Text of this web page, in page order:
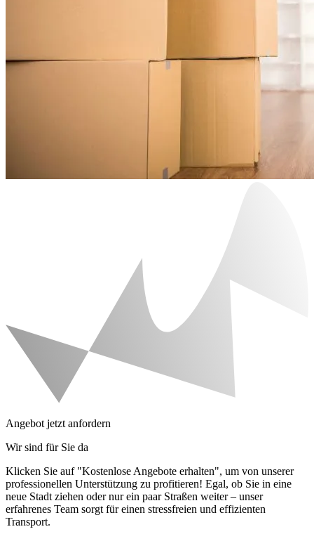
Angebot jetzt anfordern
Wir sind für Sie da
Klicken Sie auf "Kostenlose Angebote erhalten", um von unserer
professionellen Unterstützung zu profitieren! Egal, ob Sie in eine
neue Stadt ziehen oder nur ein paar Straßen weiter – unser
erfahrenes Team sorgt für einen stressfreien und effizienten
Transport.